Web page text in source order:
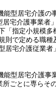
能型居宅介護の
居宅介護事業者
「指定小規模多
則で定める職種
居宅介護従業者
能型居宅介護事
所ごとに専らそ